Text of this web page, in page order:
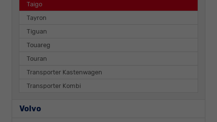
Taigo
Tayron
Tiguan
Touareg
Touran
Transporter Kastenwagen
Transporter Kombi
Volvo